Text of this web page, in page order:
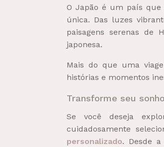
O Japão é um país
única. Das luzes
paisagens serenas de
japonesa.
Mais do que uma
histórias e momentos
Transforme seu
Se você deseja
cuidadosamente
personalizado. Desde